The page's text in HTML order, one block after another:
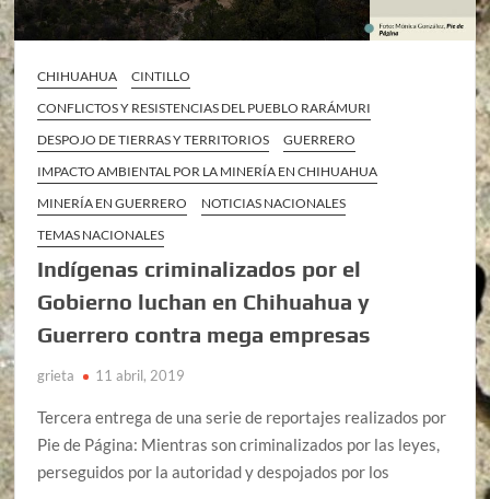
CHIHUAHUA
CINTILLO
CONFLICTOS Y RESISTENCIAS DEL PUEBLO RARÁMURI
DESPOJO DE TIERRAS Y TERRITORIOS
GUERRERO
IMPACTO AMBIENTAL POR LA MINERÍA EN CHIHUAHUA
MINERÍA EN GUERRERO
NOTICIAS NACIONALES
TEMAS NACIONALES
Indígenas criminalizados por el
Gobierno luchan en Chihuahua y
Guerrero contra mega empresas
grieta 11 abril, 2019
Tercera entrega de una serie de reportajes realizados por
Pie de Página: Mientras son criminalizados por las leyes,
perseguidos por la autoridad y despojados por los